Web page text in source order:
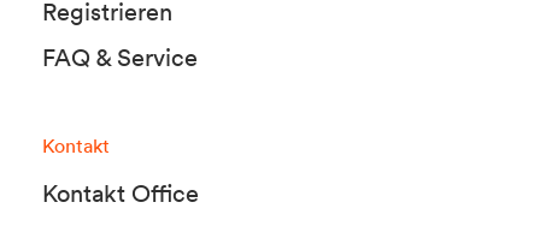
Registrieren
FAQ & Service
Kontakt
Kontakt Office